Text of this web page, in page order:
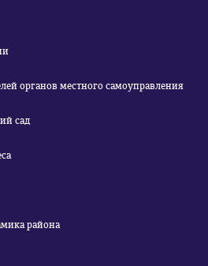
органов местного самоуправления
сад
района